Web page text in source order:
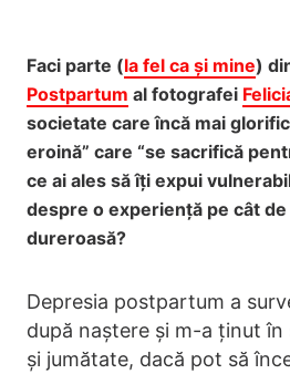
Faci parte (la fel ca și mine)
Postpartum al fotografei
societate care încă mai
eroină” care “se sacrifică
ce ai ales să îți expui
despre o experiență pe cât
dureroasă?
Depresia postpartum a
după naștere și m-a ținut în
și jumătate, dacă pot să